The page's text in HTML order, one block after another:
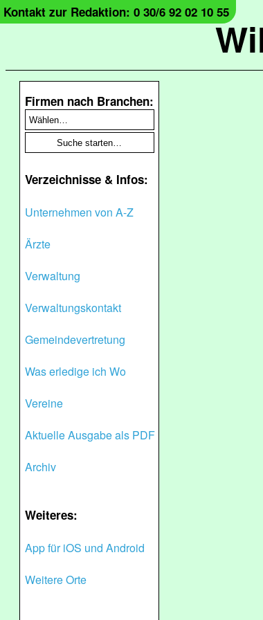
Kontakt zur Redaktion: 0 30/6 92 02 10 55
Firmen nach Branchen:
Verzeichnisse & Infos:
Unternehmen von A-Z
Ärzte
Verwaltung
Verwaltungskontakt
Gemeindevertretung
Was erledige ich Wo
Vereine
Aktuelle Ausgabe als PDF
Archiv
Weiteres:
App für iOS und Android
Weitere Orte